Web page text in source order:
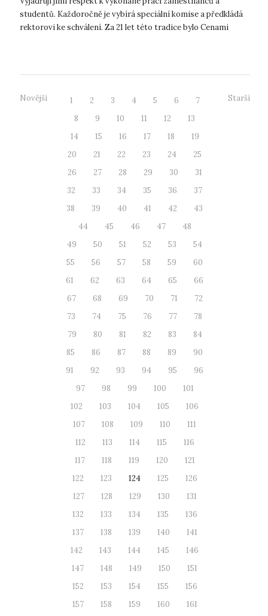
studentů. Každoročně je vybírá speciální komise a předkládá
rektorovi ke schválení. Za 21 let této tradice bylo Cenami
Novější 1 2 3 4 5 6
7
8
9 10 11 12
13
14
15 16 17 18
19
20
21 22 23 24
25
26
27 28 29 30
31
32
33 34 35 36
37
38
39 40 41 42
43
44
45 46 47
48
49
50 51 52 53
54
55
56 57 58 59
60
61
62 63 64 65
66
67
68 69 70 71
72
73
74 75 76 77
78
79
80 81 82 83
84
85
86 87 88 89
90
91
92 93 94 95
96
97
98 99 100
101
102
103 104 105
106
107
108 109 110
111
112
113 114 115
116
117
118 119 120
121
122
123 124 125
126
127
128 129 130
131
132
133 134 135
136
137
138 139 140
141
142
143 144 145
146
147
148 149 150
151
152
153 154 155
156
157
158 159 160
161
Starší